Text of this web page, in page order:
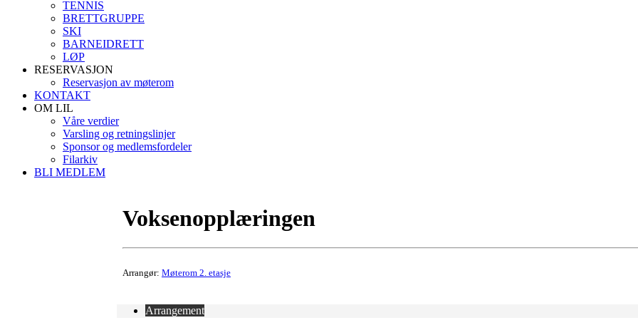
TENNIS
BRETTGRUPPE
SKI
BARNEIDRETT
LØP
RESERVASJON
Reservasjon av møterom
KONTAKT
OM LIL
Våre verdier
Varsling og retningslinjer
Sponsor og medlemsfordeler
Filarkiv
BLI MEDLEM
Voksenopplæringen
Arrangør: Møterom 2. etasje
Arrangement